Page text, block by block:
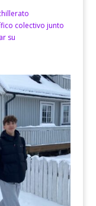
colectivo junto
su